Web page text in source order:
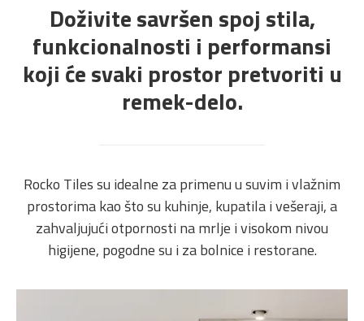
Doživite savršen spoj stila,
funkcionalnosti i performansi
koji će svaki prostor pretvoriti u
remek-delo.
Rocko Tiles su idealne za primenu u suvim i vlažnim
prostorima kao što su kuhinje, kupatila i vešeraji, a
zahvaljujući otpornosti na mrlje i visokom nivou
higijene, pogodne su i za bolnice i restorane.